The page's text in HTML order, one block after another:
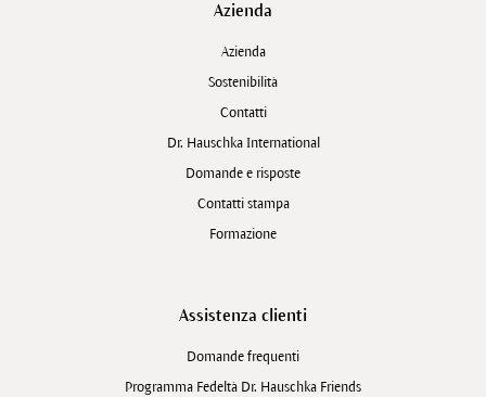
Azienda
Azienda
Sostenibilità
Contatti
Dr. Hauschka International
Domande e risposte
Contatti stampa
Formazione
Assistenza clienti
Domande frequenti
Programma Fedeltà Dr. Hauschka Friends